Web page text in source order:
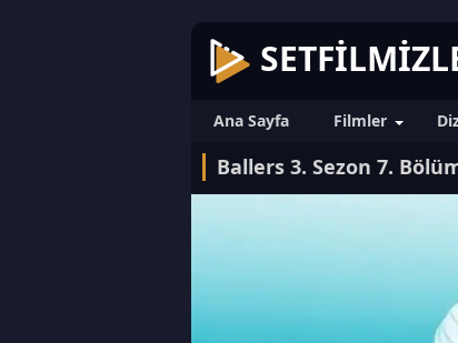
Ana Sayfa Filmler
Ballers 3. Sezon 7.